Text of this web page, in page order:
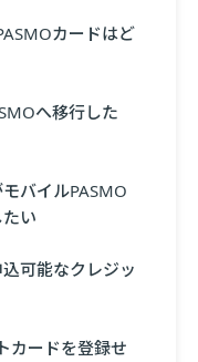
カードはど
へ移行した
バイルPASMO
い
可能なクレジッ
カードを登録せ